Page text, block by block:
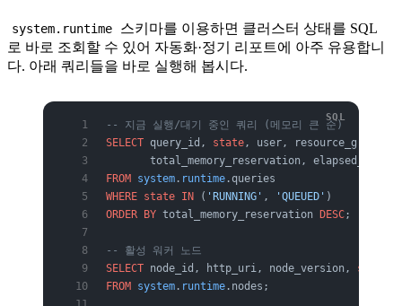
system.runtime
스키마를 이용하면 클러스터 상태를 SQL
로 바로 조회할 수 있어 자동화·정기 리포트에 아주 유용합니
다. 아래 쿼리들을 바로 실행해 봅시다.
-- 지금 실행/대기 중인 쿼리 (메모리 큰 순)
SELECT query_id, state , user,
total_memory_reservation, elapsed_time,
FROM system . runtime .queries
WHERE state IN ( 'RUNNING' , 'QUEUED' )
ORDER BY total_memory_reservation DESC ;
-- 활성 워커 노드
SELECT node_id, http_uri, node_version, state
FROM system . runtime .nodes;